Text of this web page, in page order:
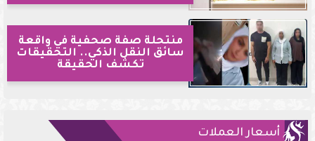
منتحلة صفة صحفية في واقعة
سائق النقل الذكي.. التحقيقات
تكشف الحقيقة
أسعار العملات